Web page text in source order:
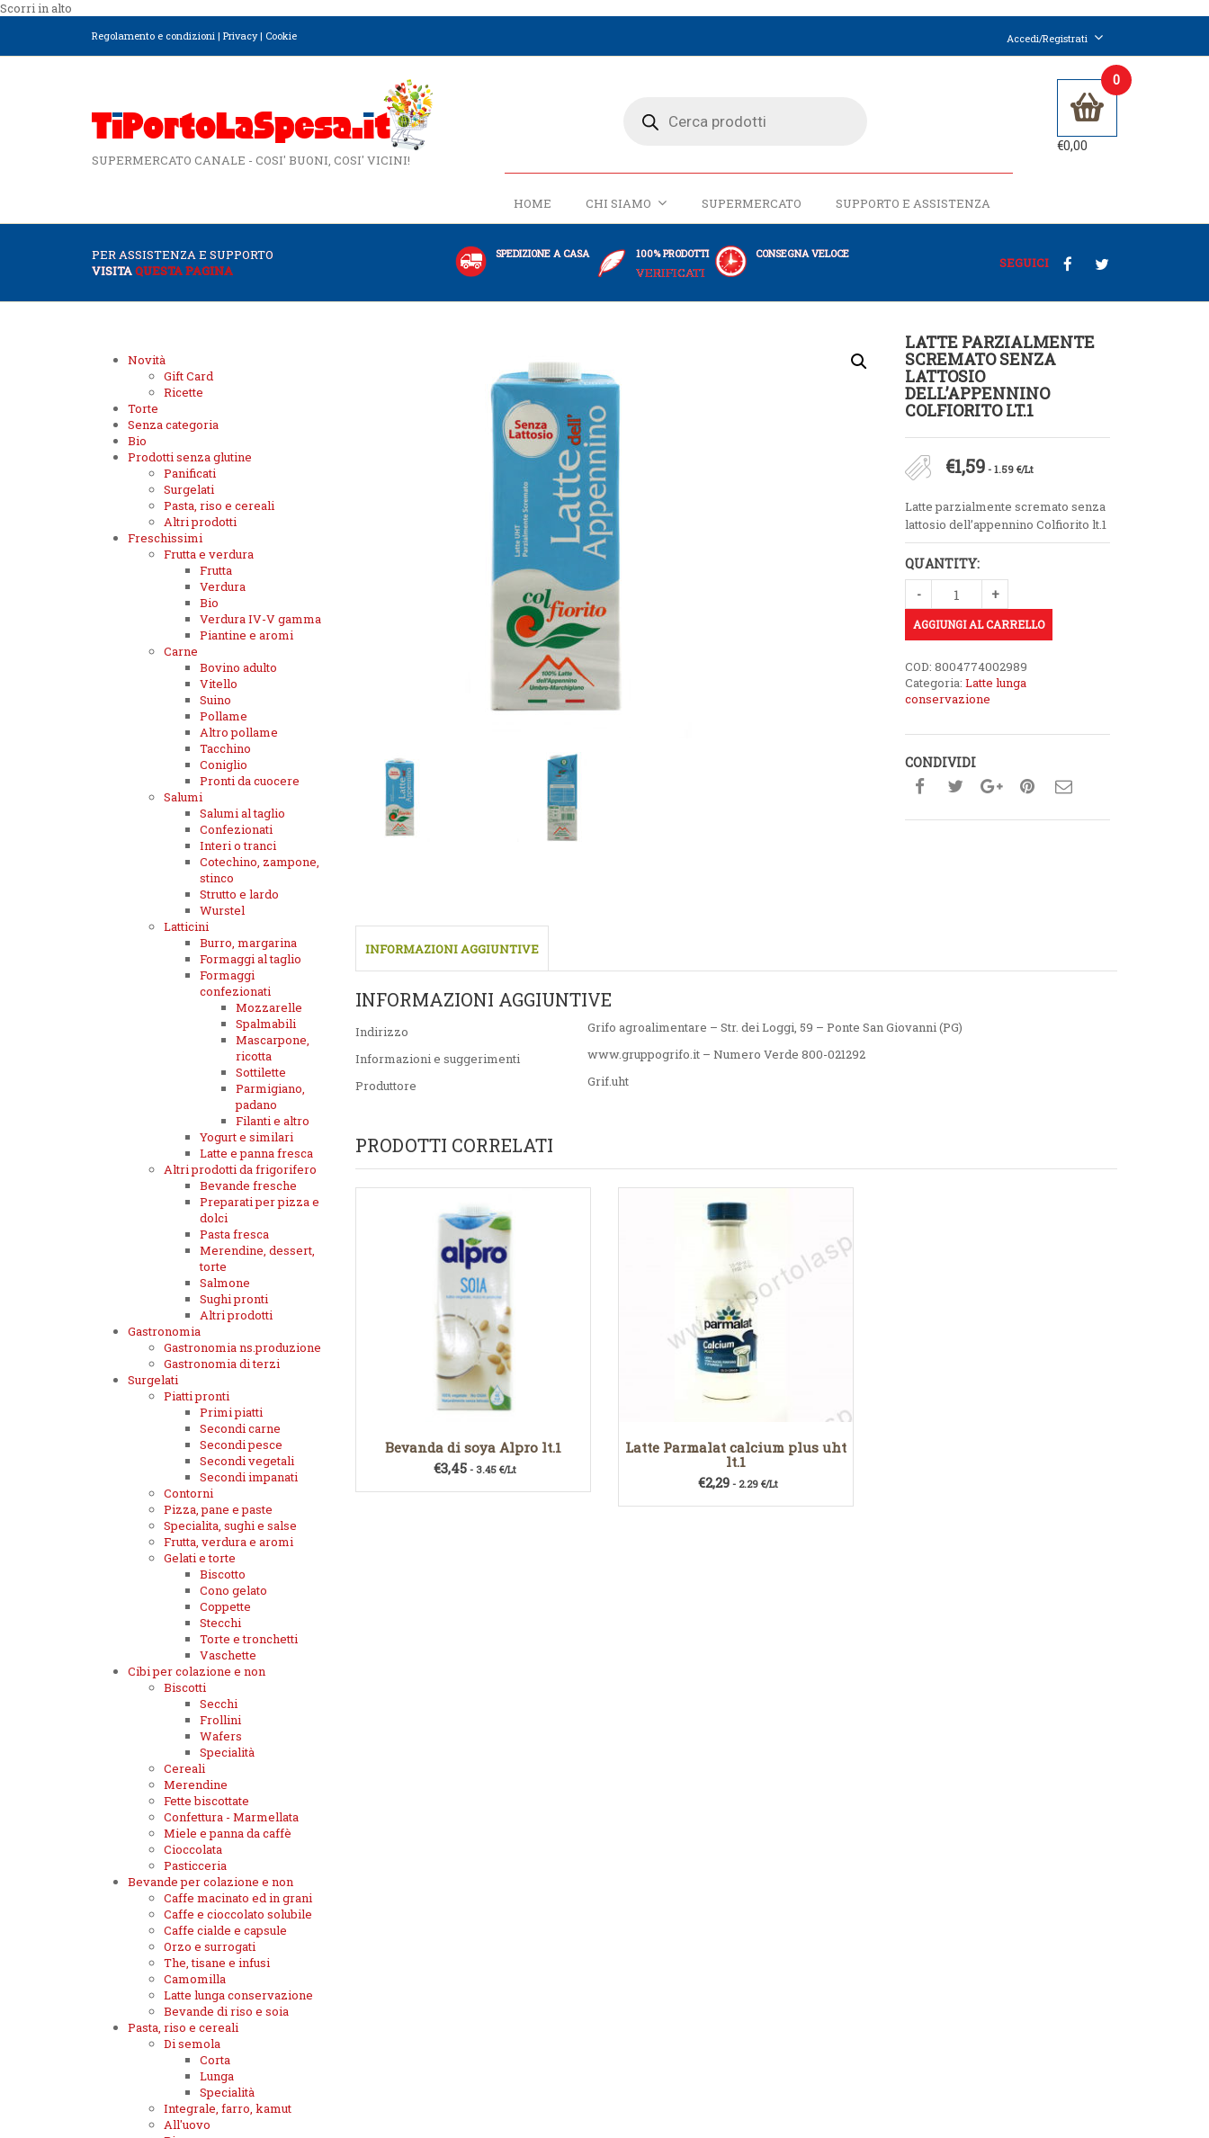
Scorri in alto
Regolamento e condizioni | Privacy| Cookie Accedi/Registrati
SUPERMERCATO CANALE - COSI' BUONI, COSI' VICINI!
HOME CHI SIAMO SUPERMERCATO SUPPORTO E ASSISTENZA
0
€0,00
PER ASSISTENZA E SUPPORTO
VISITAQUESTA PAGINA
SPEDIZIONE A CASA 100% PRODOTTI
VERIFICATI
CONSEGNA VELOCE
SEGUICI
LATTE PARZIALMENTE
SCREMATO SENZA
LATTOSIO
DELL’APPENNINO
COLFIORITO LT.1
€1,59 - 1.59 €/Lt
Latte parzialmente scremato senza
lattosio dell’appennino Colfiorito lt.1
QUANTITY:
AGGIUNGI AL CARRELLO
COD:8004774002989
Categoria:Latte lunga
conservazione
CONDIVIDI
INFORMAZIONI AGGIUNTIVE
INFORMAZIONI AGGIUNTIVE
Indirizzo
Grifo agroalimentare – Str. dei Loggi, 59 – Ponte San Giovanni (PG)
Informazioni e suggerimenti
www.gruppogrifo.it – Numero Verde 800-021292
Produttore
Grif.uht
PRODOTTI CORRELATI
Bevanda di soya Alpro lt.1
€3,45 - 3.45 €/Lt
Latte Parmalat calcium plus uht
lt.1
€2,29 - 2.29 €/Lt
Novità
Gift Card
Ricette
Torte
Senza categoria
Bio
Prodotti senza glutine
Panificati
Surgelati
Pasta, riso e cereali
Altri prodotti
Freschissimi
Frutta e verdura
Frutta
Verdura
Bio
Verdura IV-V gamma
Piantine e aromi
Carne
Bovino adulto
Vitello
Suino
Pollame
Altro pollame
Tacchino
Coniglio
Pronti da cuocere
Salumi
Salumi al taglio
Confezionati
Interi o tranci
Cotechino, zampone,
stinco
Strutto e lardo
Wurstel
Latticini
Burro, margarina
Formaggi al taglio
Formaggi
confezionati
Mozzarelle
Spalmabili
Mascarpone,
ricotta
Sottilette
Parmigiano,
padano
Filanti e altro
Yogurt e similari
Latte e panna fresca
Altri prodotti da frigorifero
Bevande fresche
Preparati per pizza e
dolci
Pasta fresca
Merendine, dessert,
torte
Salmone
Sughi pronti
Altri prodotti
Gastronomia
Gastronomia ns.produzione
Gastronomia di terzi
Surgelati
Piatti pronti
Primi piatti
Secondi carne
Secondi pesce
Secondi vegetali
Secondi impanati
Contorni
Pizza, pane e paste
Specialita, sughi e salse
Frutta, verdura e aromi
Gelati e torte
Biscotto
Cono gelato
Coppette
Stecchi
Torte e tronchetti
Vaschette
Cibi per colazione e non
Biscotti
Secchi
Frollini
Wafers
Specialità
Cereali
Merendine
Fette biscottate
Confettura - Marmellata
Miele e panna da caffè
Cioccolata
Pasticceria
Bevande per colazione e non
Caffe macinato ed in grani
Caffe e cioccolato solubile
Caffe cialde e capsule
Orzo e surrogati
The, tisane e infusi
Camomilla
Latte lunga conservazione
Bevande di riso e soia
Pasta, riso e cereali
Di semola
Corta
Lunga
Specialità
Integrale, farro, kamut
All'uovo